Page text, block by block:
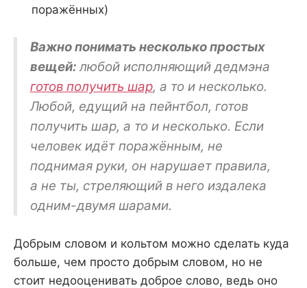
поражённых)
Важно понимать несколько простых
вещей: любой исполняющий дедмэна
готов получить шар, а то и несколько.
Любой, едущий на пейнтбол, готов
получить шар, а то и несколько. Если
человек идёт поражённым, не
поднимая руки, он нарушает правила,
а не ты, стреляющий в него издалека
одним-двумя шарами.
Добрым словом и кольтом можно сделать куда
больше, чем просто добрым словом, но не
стоит недооценивать доброе слово, ведь оно